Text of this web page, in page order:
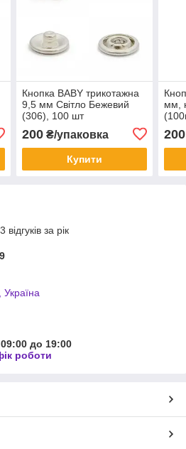
Кнопка BABY трикотажна
9,5 мм Світло Бежевий
(306), 100 шт
200₴/упаковка
Купити
мм,
200
за рік
до 19:00
роботи